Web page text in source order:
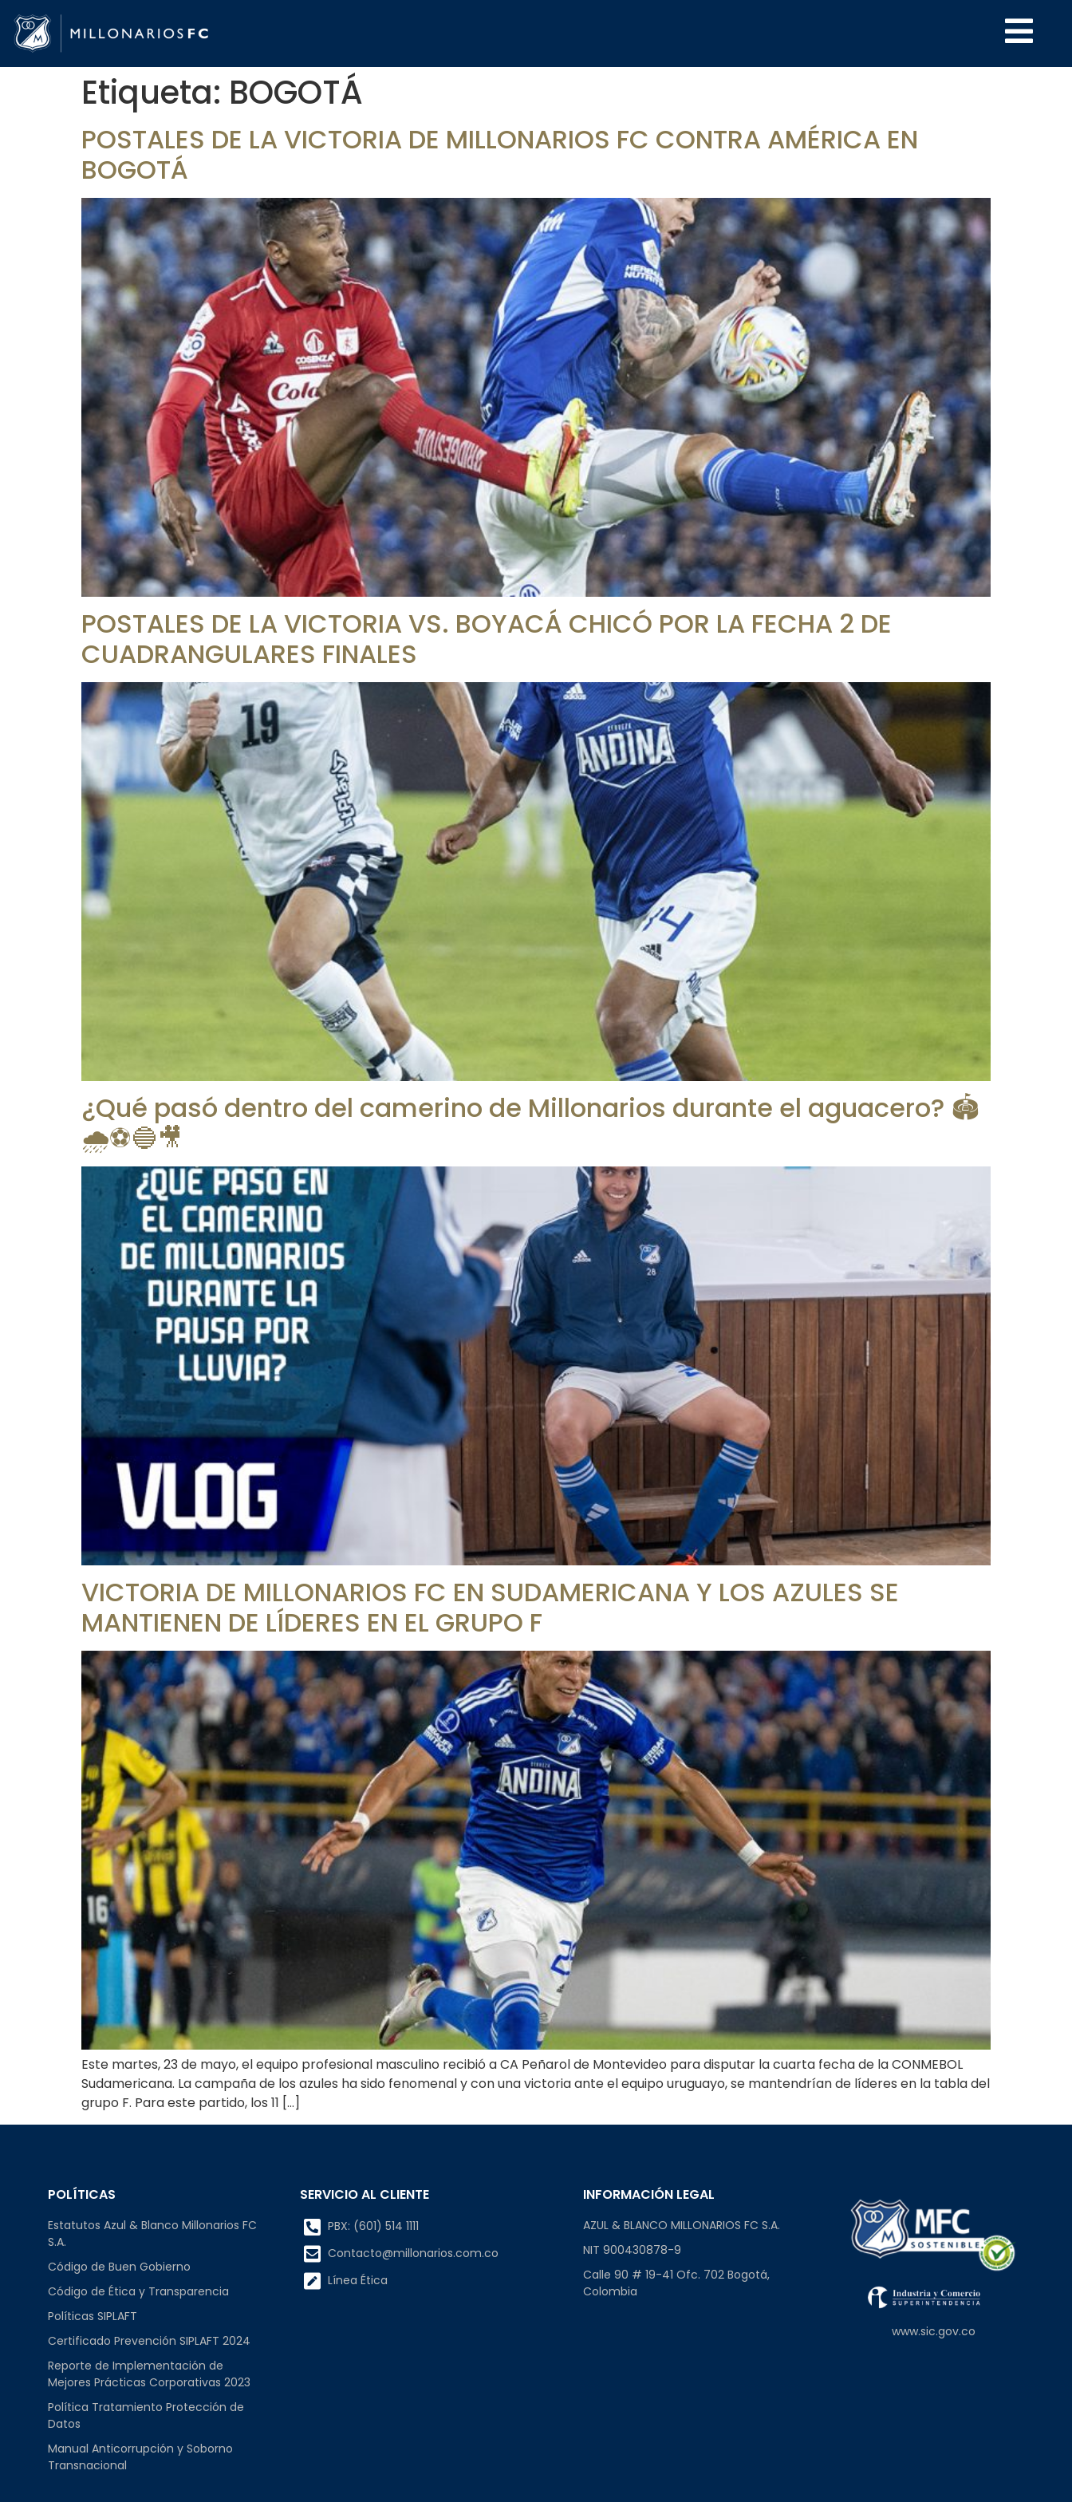
Etiqueta: BOGOTÁ
POSTALES DE LA VICTORIA DE MILLONARIOS FC CONTRA AMÉRICA EN
BOGOTÁ
POSTALES DE LA VICTORIA VS. BOYACÁ CHICÓ POR LA FECHA 2 DE
CUADRANGULARES FINALES
¿Qué pasó dentro del camerino de Millonarios durante el aguacero? 🏟️
🌧️⚽️🔵🎥
VICTORIA DE MILLONARIOS FC EN SUDAMERICANA Y LOS AZULES SE
MANTIENEN DE LÍDERES EN EL GRUPO F
Este martes, 23 de mayo, el equipo profesional masculino recibió a CA Peñarol de Montevideo para disputar la cuarta fecha de la CONMEBOL
Sudamericana. La campaña de los azules ha sido fenomenal y con una victoria ante el equipo uruguayo, se mantendrían de líderes en la tabla del
grupo F. Para este partido, los 11 […]
POLÍTICAS
Estatutos Azul & Blanco Millonarios FC
S.A.
Código de Buen Gobierno
Código de Ética y Transparencia
Políticas SIPLAFT
Certificado Prevención SIPLAFT 2024
Reporte de Implementación de
Mejores Prácticas Corporativas 2023
Política Tratamiento Protección de
Datos
Manual Anticorrupción y Soborno
Transnacional
SERVICIO AL CLIENTE
PBX: (601) 514 1111
Contacto@millonarios.com.co
Línea Ética
INFORMACIÓN LEGAL
AZUL & BLANCO MILLONARIOS FC S.A.
NIT 900430878-9
Calle 90 # 19-41 Ofc. 702 Bogotá,
Colombia
www.sic.gov.co